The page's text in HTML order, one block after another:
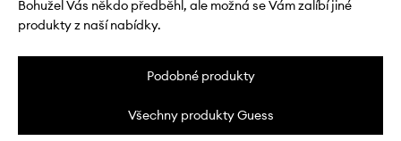
Bohužel Vás někdo předběhl, ale možná se Vám zalíbí jiné
produkty z naší nabídky.
Podobné produkty
Všechny produkty Guess